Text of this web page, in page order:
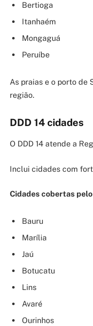
Bertioga
Itanhaém
Mongaguá
Peruíbe
As praias e o porto de
região.
DDD 14 cidades
O DDD 14 atende a
Inclui cidades com
Cidades cobertas pelo
Bauru
Marília
Jaú
Botucatu
Lins
Avaré
Ourinhos